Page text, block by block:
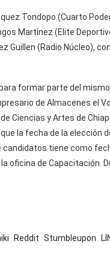
Tondopo (Cuarto
Martínez (Elite
Guillen (Radio Núcleo),
formar parte del
de Almacenes el
Ciencias y Artes de
la fecha de la
tiene como
oficina de Capacitación.
Reddit Stumbleupon